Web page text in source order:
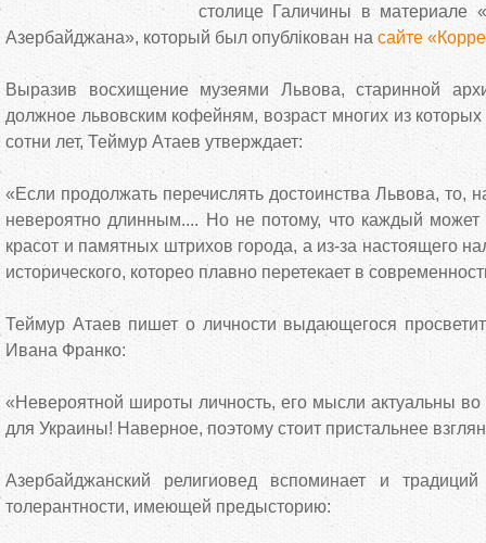
столице Галичины в материале
Азербайджана», который был опублікован на сайте
Выразив восхищение музеями Львова, старинной
должное львовским кофейням, возраст многих из которых
сотни лет, Теймур Атаев утверждает:
«Если продолжать перечислять достоинства Львова, то,
невероятно длинным.... Но не потому, что каждый может
красот и памятных штрихов города, а из-за настоящего
исторического, которео плавно перетекает в
Теймур Атаев пишет о личности выдающегося
Ивана Франко:
«Невероятной широты личность, его мысли актуальны
для Украины! Наверное, поэтому стоит пристальнее
Азербайджанский религиовед вспоминает и традиций
толерантности, имеющей предысторию: